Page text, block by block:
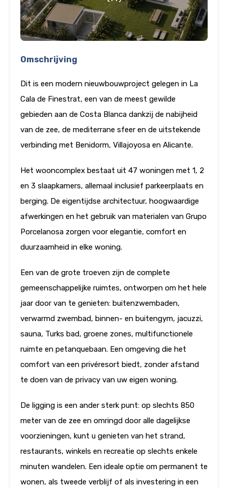
Omschrijving
Dit is een modern nieuwbouwproject gelegen in La
Cala de Finestrat, een van de meest gewilde
gebieden aan de Costa Blanca dankzij de nabijheid
van de zee, de mediterrane sfeer en de uitstekende
verbinding met Benidorm, Villajoyosa en Alicante.
Het wooncomplex bestaat uit 47 woningen met 1, 2
en 3 slaapkamers, allemaal inclusief parkeerplaats en
berging. De eigentijdse architectuur, hoogwaardige
afwerkingen en het gebruik van materialen van Grupo
Porcelanosa zorgen voor elegantie, comfort en
duurzaamheid in elke woning.
Een van de grote troeven zijn de complete
gemeenschappelijke ruimtes, ontworpen om het hele
jaar door van te genieten: buitenzwembaden,
verwarmd zwembad, binnen- en buitengym, jacuzzi,
sauna, Turks bad, groene zones, multifunctionele
ruimte en petanquebaan. Een omgeving die het
comfort van een privéresort biedt, zonder afstand
te doen van de privacy van uw eigen woning.
De ligging is een ander sterk punt: op slechts 850
meter van de zee en omringd door alle dagelijkse
voorzieningen, kunt u genieten van het strand,
restaurants, winkels en recreatie op slechts enkele
minuten wandelen. Een ideale optie om permanent te
wonen, als tweede verblijf of als investering in een